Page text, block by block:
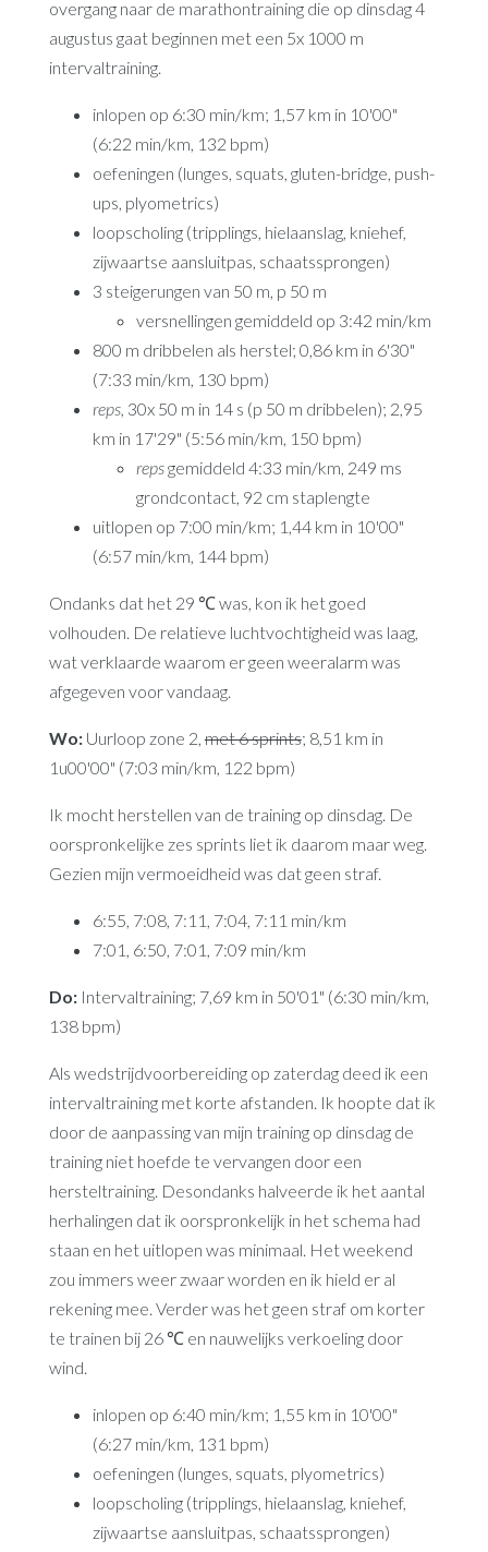
overgang naar de marathontraining die op dinsdag 4
augustus gaat beginnen met een 5x 1000 m
intervaltraining.
inlopen op 6:30 min/km; 1,57 km in 10'00"
(6:22 min/km, 132 bpm)
oefeningen (lunges, squats, gluten-bridge, push-
ups, plyometrics)
loopscholing (tripplings, hielaanslag, kniehef,
zijwaartse aansluitpas, schaatssprongen)
3 steigerungen van 50 m, p 50 m
versnellingen gemiddeld op 3:42 min/km
800 m dribbelen als herstel; 0,86 km in 6'30"
(7:33 min/km, 130 bpm)
reps, 30x 50 m in 14 s (p 50 m dribbelen); 2,95
km in 17'29" (5:56 min/km, 150 bpm)
repsgemiddeld 4:33 min/km, 249 ms
grondcontact, 92 cm staplengte
uitlopen op 7:00 min/km; 1,44 km in 10'00"
(6:57 min/km, 144 bpm)
Ondanks dat het 29 ℃ was, kon ik het goed
volhouden. De relatieve luchtvochtigheid was laag,
wat verklaarde waarom er geen weeralarm was
afgegeven voor vandaag.
Wo:Uurloop zone 2,met 6 sprints; 8,51 km in
1u00'00" (7:03 min/km, 122 bpm)
Ik mocht herstellen van de training op dinsdag. De
oorspronkelijke zes sprints liet ik daarom maar weg.
Gezien mijn vermoeidheid was dat geen straf.
6:55, 7:08, 7:11, 7:04, 7:11 min/km
7:01, 6:50, 7:01, 7:09 min/km
Do:Intervaltraining; 7,69 km in 50'01" (6:30 min/km,
138 bpm)
Als wedstrijdvoorbereiding op zaterdag deed ik een
intervaltraining met korte afstanden. Ik hoopte dat ik
door de aanpassing van mijn training op dinsdag de
training niet hoefde te vervangen door een
hersteltraining. Desondanks halveerde ik het aantal
herhalingen dat ik oorspronkelijk in het schema had
staan en het uitlopen was minimaal. Het weekend
zou immers weer zwaar worden en ik hield er al
rekening mee. Verder was het geen straf om korter
te trainen bij 26 ℃ en nauwelijks verkoeling door
wind.
inlopen op 6:40 min/km; 1,55 km in 10'00"
(6:27 min/km, 131 bpm)
oefeningen (lunges, squats, plyometrics)
loopscholing (tripplings, hielaanslag, kniehef,
zijwaartse aansluitpas, schaatssprongen)